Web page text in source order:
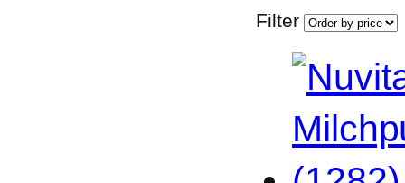
Filter